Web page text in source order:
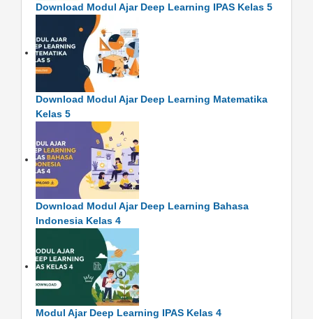
Download Modul Ajar Deep Learning IPAS Kelas 5
Download Modul Ajar Deep Learning Matematika
Kelas 5
Download Modul Ajar Deep Learning Bahasa
Indonesia Kelas 4
Modul Ajar Deep Learning IPAS Kelas 4